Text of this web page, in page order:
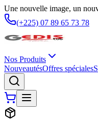
Une nouvelle image, un
(+225) 07 89 65 73 78
Nos Produits
NouveautésOffres spéciales